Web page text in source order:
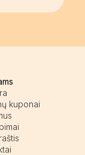
kuponai